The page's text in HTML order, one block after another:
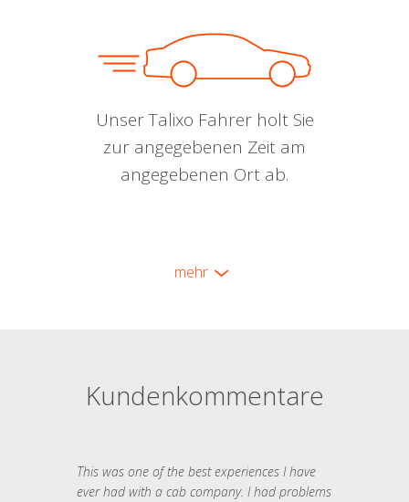
Unser Talixo Fahrer holt Sie
zur angegebenen Zeit am
angegebenen Ort ab.
mehr
Kundenkommentare
This was one of the best experiences I have
ever had with a cab company. I had problems